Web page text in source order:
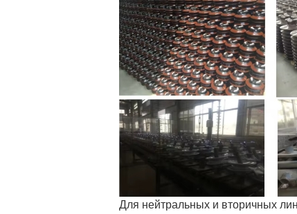
Для нейтральных и вторичных